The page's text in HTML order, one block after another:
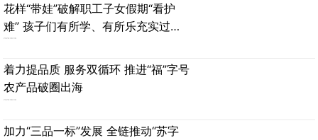
花样“带娃”破解职工子女假期“看护
难” 孩子们有所学、有所乐充实过暑
假
着力提品质 服务双循环 推进“福”字号
农产品破圈出海
2026-08-06
加力“三品一标”发展 全链推动“苏字